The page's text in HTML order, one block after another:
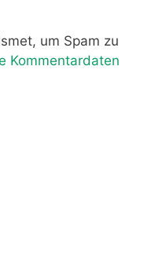
um Spam zu
Kommentardaten